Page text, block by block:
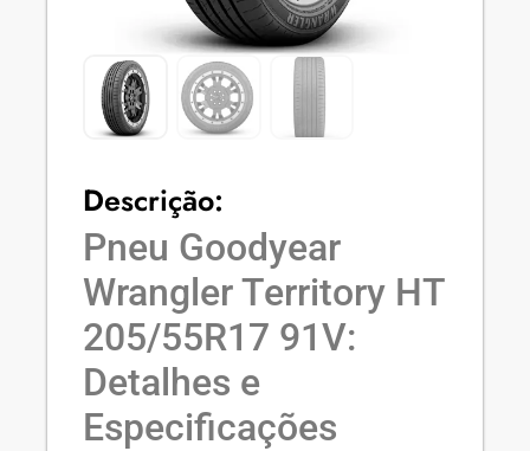
Descrição:
Pneu Goodyear
Wrangler Territory HT
205/55R17 91V:
Detalhes e
Especificações